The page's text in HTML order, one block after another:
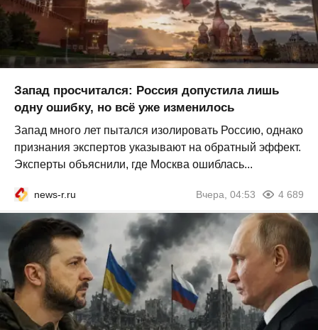
Запад просчитался: Россия допустила лишь
одну ошибку, но всё уже изменилось
Запад много лет пытался изолировать Россию, однако
признания экспертов указывают на обратный эффект.
Эксперты объяснили, где Москва ошиблась...
news-r.ru Вчера, 04:53 4 689